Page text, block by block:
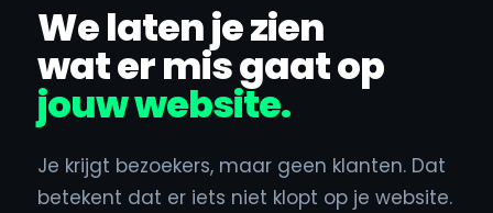
We laten je zien
wat er mis gaat op
jouw website.
Je krijgt bezoekers, maar geen klanten. Dat
betekent dat er iets niet klopt op je website.